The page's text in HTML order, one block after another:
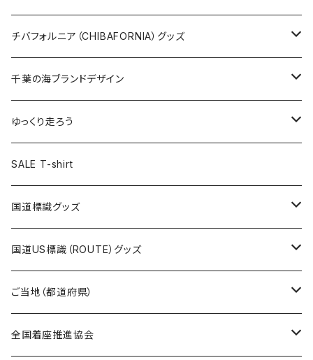
Tシャツ
キャップ
トートバッグ
ランチバッグ
エコバッグ
缶バッジ
キーホルダー
クリアファイル
ステッカー
缶バッジ
キーホルダー
クリアファイル
ステッカー大
缶バッジ32mm
缶バッジ54mm
エコバッグ
JAGUARさんコラボグッズ
Tシャツ
ステッカー
サコッシュ
ホテルキーホルダー
モーテルキーホルダー
トートバッグ
ステッカー
缶バッジ
クリアファイル
マスク
エコバッグ
千葉ロッテマリーンズコラボ
Tシャツ
キャップ
エコバッグ
ステッカー
モーテルキーホルダー
ホテルキーホルダー
トートバッグ
チバフォルニア（CHIBAFORNIA）グッズ
Tシャツ
キャップ
ステッカー
ホテルキーホルダー
千葉の海ブランドデザイン
Tシャツ
キャップ
ステッカー
ゆっくり走ろう
Tシャツ
ステッカー
ホテルキーホルダー
SALE T-shirt
国道標識グッズ
ステッカー
国道0～99号線
国道100～199号線
Tシャツ
キャップ
国道US標識（ROUTE）グッズ
ステッカー
ROUTE 0～99号線
Tシャツ
ご当地（都道府県）
北海道
全国着座推進協会